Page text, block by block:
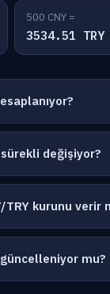
500 CNY =
3534.51 TRY
değişiyor?
TRY kurunu verir
mu?